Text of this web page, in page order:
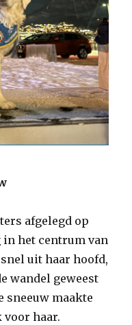
afgelegd op
in het centrum van
uit haar hoofd,
wandel geweest
sneeuw maakte
voor haar.